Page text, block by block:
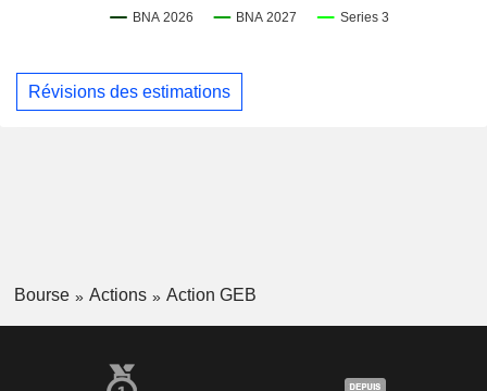
Révisions des estimations
Bourse Actions Action GEB